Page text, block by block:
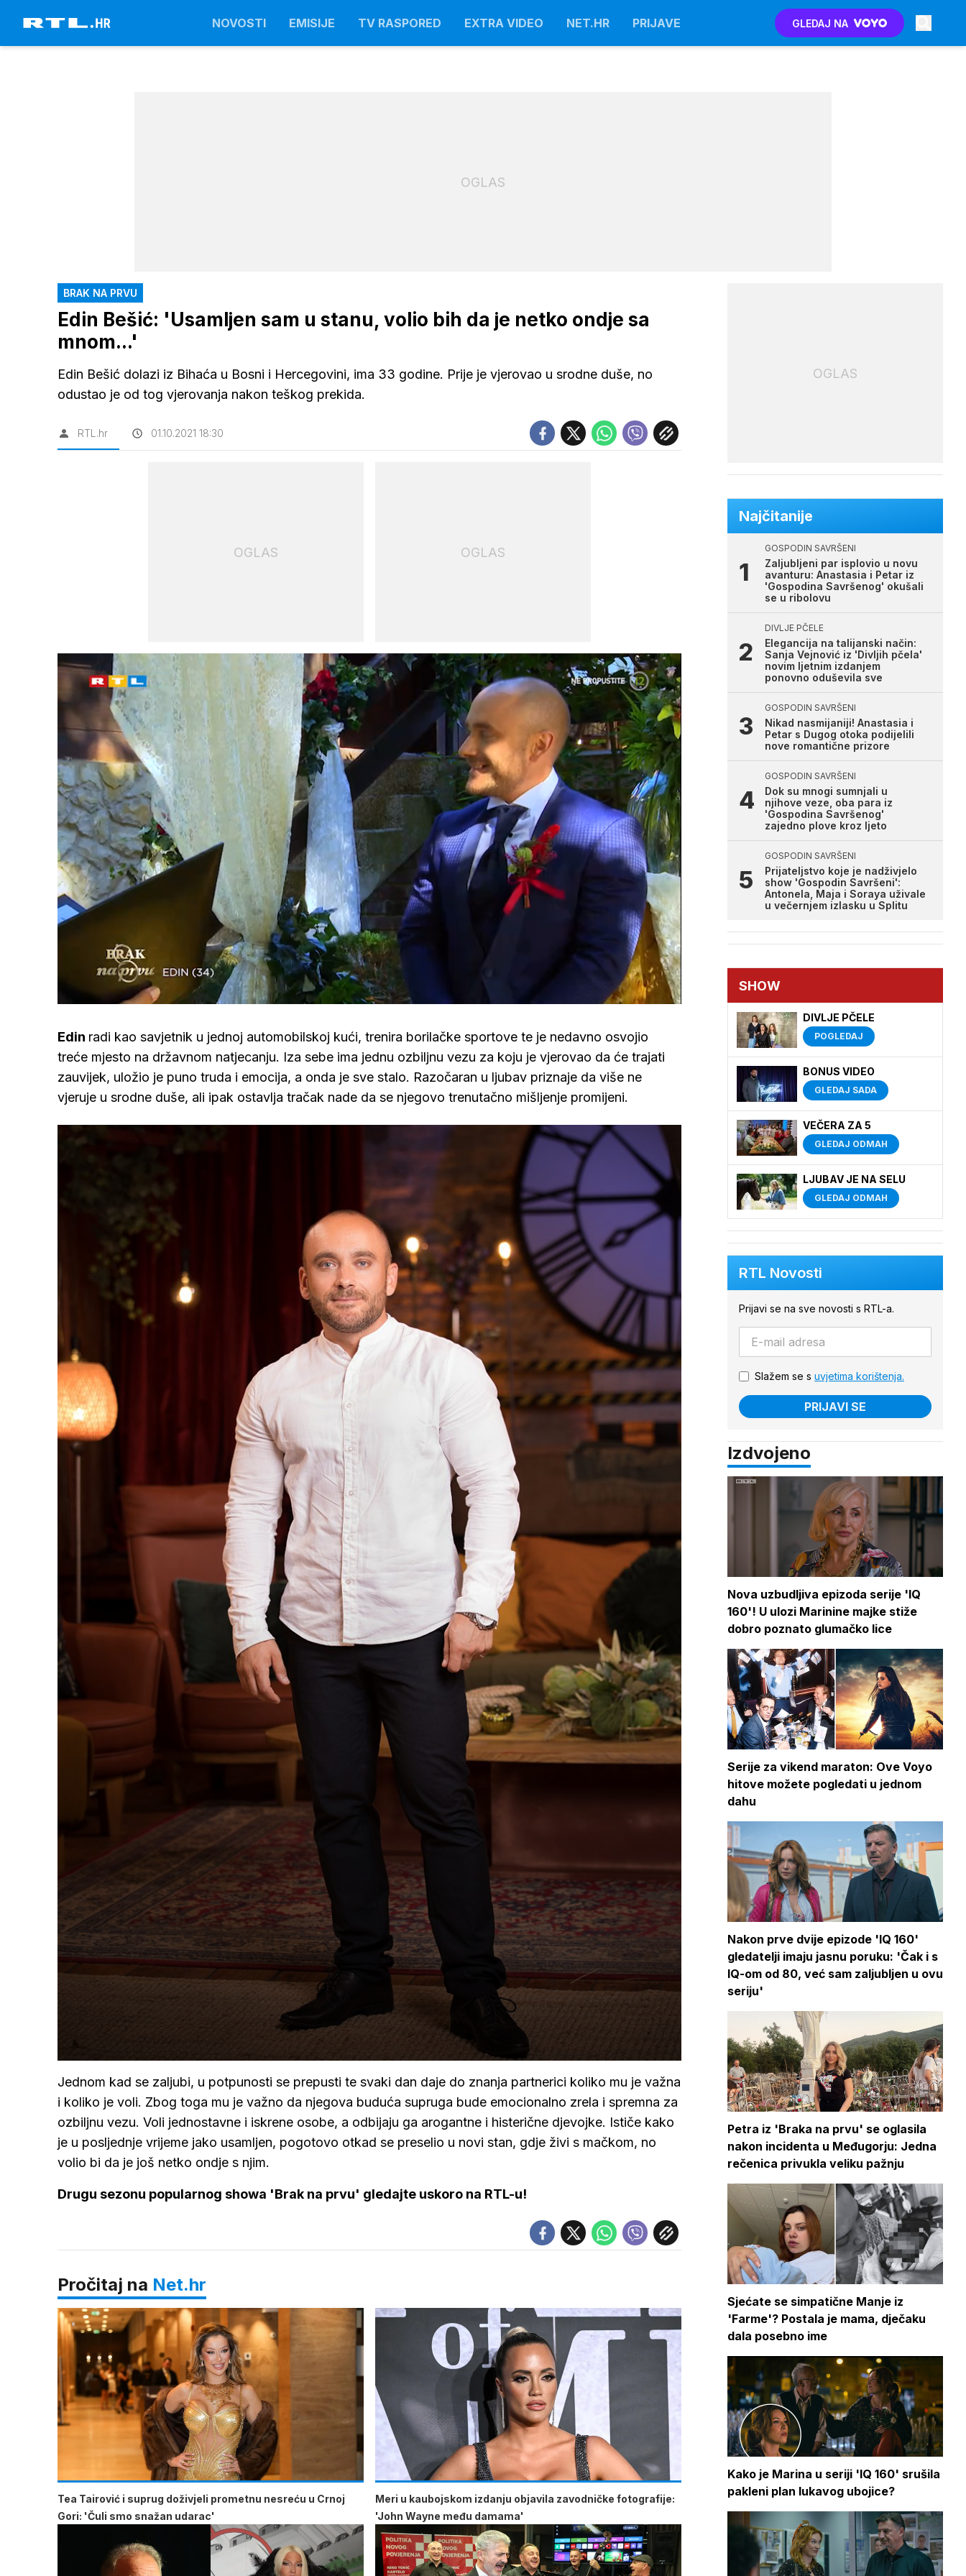
NOVOSTI EMISIJE TV RASPORED EXTRA VIDEO NET.HR PRIJAVE GLEDAJ NA
OGLAS
BRAK NA PRVU
Edin Bešić: 'Usamljen sam u stanu, volio bih da je netko ondje sa
mnom...'
Edin Bešić dolazi iz Bihaća u Bosni i Hercegovini, ima 33 godine. Prije je vjerovao u srodne duše, no
odustao je od tog vjerovanja nakon teškog prekida.
RTL.hr 01.10.2021 18:30
OGLAS OGLAS
zvuk
/
Loaded
100.00%
Edin radi kao savjetnik u jednoj automobilskoj kući, trenira borilačke sportove te je nedavno osvojio
treće mjesto na državnom natjecanju. Iza sebe ima jednu ozbiljnu vezu za koju je vjerovao da će trajati
zauvijek, uložio je puno truda i emocija, a onda je sve stalo. Razočaran u ljubav priznaje da više ne
vjeruje u srodne duše, ali ipak ostavlja tračak nade da se njegovo trenutačno mišljenje promijeni.
Jednom kad se zaljubi, u potpunosti se prepusti te svaki dan daje do znanja partnerici koliko mu je važna
i koliko je voli. Zbog toga mu je važno da njegova buduća supruga bude emocionalno zrela i spremna za
ozbiljnu vezu. Voli jednostavne i iskrene osobe, a odbijaju ga arogantne i histerične djevojke. Ističe kako
je u posljednje vrijeme jako usamljen, pogotovo otkad se preselio u novi stan, gdje živi s mačkom, no
volio bi da je još netko ondje s njim.
Drugu sezonu popularnog showa 'Brak na prvu' gledajte uskoro na RTL-u!
Pročitaj na Net.hr
Tea Tairović i suprug doživjeli prometnu nesreću u Crnoj
Gori: 'Čuli smo snažan udarac'
Meri u kaubojskom izdanju objavila zavodničke fotografije:
'John Wayne među damama'
OGLAS
Najčitanije
GOSPODIN SAVRŠENI
Zaljubljeni par isplovio u novu
avanturu: Anastasia i Petar iz
'Gospodina Savršenog' okušali
se u ribolovu
DIVLJE PČELE
Elegancija na talijanski način:
Sanja Vejnović iz 'Divljih pčela'
novim ljetnim izdanjem
ponovno oduševila sve
GOSPODIN SAVRŠENI
Nikad nasmijaniji! Anastasia i
Petar s Dugog otoka podijelili
nove romantične prizore
GOSPODIN SAVRŠENI
Dok su mnogi sumnjali u
njihove veze, oba para iz
'Gospodina Savršenog'
zajedno plove kroz ljeto
GOSPODIN SAVRŠENI
Prijateljstvo koje je nadživjelo
show 'Gospodin Savršeni':
Antonela, Maja i Soraya uživale
u večernjem izlasku u Splitu
SHOW
DIVLJE PČELE
POGLEDAJ
BONUS VIDEO
GLEDAJ SADA
VEČERA ZA 5
GLEDAJ ODMAH
LJUBAV JE NA SELU
GLEDAJ ODMAH
RTL Novosti
Prijavi se na sve novosti s RTL-a.
Slažem se s uvjetima korištenja.
PRIJAVI SE
Izdvojeno
Nova uzbudljiva epizoda serije 'IQ
160'! U ulozi Marinine majke stiže
dobro poznato glumačko lice
Serije za vikend maraton: Ove Voyo
hitove možete pogledati u jednom
dahu
Nakon prve dvije epizode 'IQ 160'
gledatelji imaju jasnu poruku: 'Čak i s
IQ-om od 80, već sam zaljubljen u ovu
seriju'
Petra iz 'Braka na prvu' se oglasila
nakon incidenta u Međugorju: Jedna
rečenica privukla veliku pažnju
Sjećate se simpatične Manje iz
'Farme'? Postala je mama, dječaku
dala posebno ime
Kako je Marina u seriji 'IQ 160' srušila
pakleni plan lukavog ubojice?